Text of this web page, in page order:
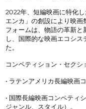
2022年、短編映画に特化
エンカ」の創設により映画
フォームは、物語の革新
し、国際的な映画エコシ
た。
コンペティション・セクシ
• ラテンアメリカ長編映画
• 国際長編映画コンペティ
ジャンル、スタイル）。